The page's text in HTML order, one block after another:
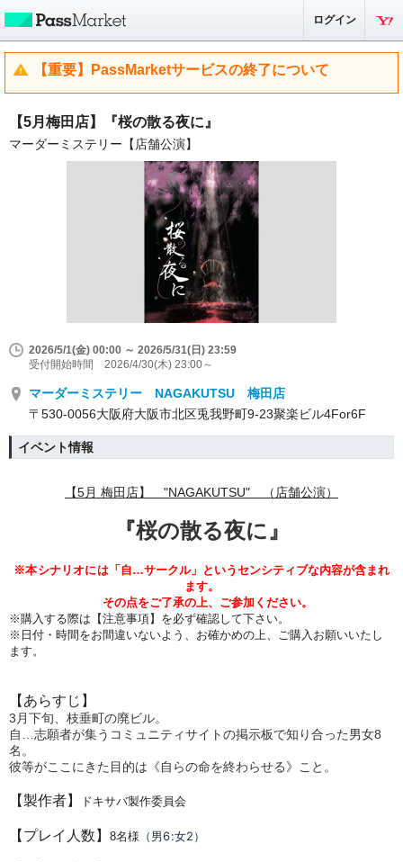
ログイン
【重要】PassMarketサービスの終了について
【5月梅田店】『桜の散る夜に』
マーダーミステリー【店舗公演】
2026/5/1(金) 00:00 ～ 2026/5/31(日) 23:59
受付開始時間 2026/4/30(木) 23:00～
マーダーミステリー NAGAKUTSU 梅田店
〒530-0056大阪府大阪市北区兎我野町9-23聚楽ビル4For6F
イベント情報
【5月 梅田店】 "NAGAKUTSU" （店舗公演）
『桜の散る夜に』
※本シナリオには「自…サークル」というセンシティブな内容が含まれ
ます。
その点をご了承の上、ご参加ください。
※購入する際は【注意事項】を必ず確認して下さい。
※日付・時間をお間違いないよう、 お確かめの上、ご購入お願いいたし
ます。
【あらすじ】
3月下旬、枝垂町の廃ビル。
自…志願者が集うコミュニティサイトの掲示板で知り合った男女8
名。
彼等がここにきた目的は《自らの命を終わらせる》こと。
【製作者】 ドキサバ製作委員会
【プレイ人数】 8名様 （男6:女2）